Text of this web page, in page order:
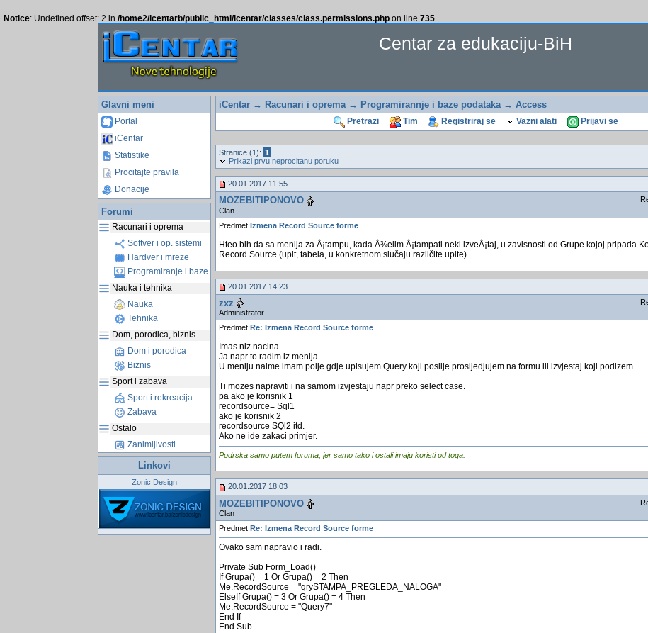
Notice: Undefined offset: 2 in /home2/icentarb/public_html/icentar/classes/class.permissions.php on line 735
Centar za edukaciju-BiH
Glavni meni
Portal
iCentar
Statistike
Procitajte pravila
Donacije
Forumi
Racunari i oprema
Softver i op. sistemi
Hardver i mreze
Programiranje i baze
Nauka i tehnika
Nauka
Tehnika
Dom, porodica, biznis
Dom i porodica
Biznis
Sport i zabava
Sport i rekreacija
Zabava
Ostalo
Zanimljivosti
Linkovi
Zonic Design
iCentar→ Racunari i oprema→ Programirannje i baze podataka→ Access
Pretrazi Tim Registriraj se Vazni alati Prijavi se
Stranice (1): 1
Prikazi prvu neprocitanu poruku
20.01.2017 11:55
MOZEBITIPONOVO
Clan
Predmet:Izmena Record Source forme
Hteo bih da sa menija za Å¡tampu, kada Å¾elim Å¡tampati neki izveÅ¡taj, u zavisnosti od Grupe kojoj pripada
Record Source (upit, tabela, u konkretnom slučaju različite upite).
20.01.2017 14:23
zxz
Administrator
Predmet: Re: Izmena Record Source forme
Imas niz nacina.
Ja napr to radim iz menija.
U meniju naime imam polje gdje upisujem Query koji poslije prosljedjujem na formu ili izvjestaj koji podizem.
Ti mozes napraviti i na samom izvjestaju napr preko select case.
pa ako je korisnik 1
recordsource= Sql1
ako je korisnik 2
recordsource SQl2 itd.
Ako ne ide zakaci primjer.
Podrska samo putem foruma, jer samo tako i ostali imaju koristi od toga.
20.01.2017 18:03
MOZEBITIPONOVO
Clan
Predmet:Re: Izmena Record Source forme
Ovako sam napravio i radi.
Private Sub Form_Load()
If Grupa() = 1 Or Grupa() = 2 Then
Me.RecordSource = "qrySTAMPA_PREGLEDA_NALOGA"
ElseIf Grupa() = 3 Or Grupa() = 4 Then
Me.RecordSource = "Query7"
End If
End Sub